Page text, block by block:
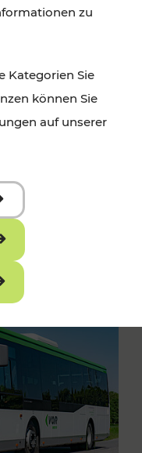
zu
Kategorien Sie
können Sie
auf unserer